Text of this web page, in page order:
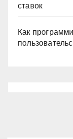
ставок
Как